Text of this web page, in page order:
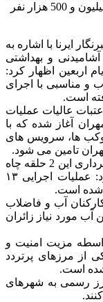
که پیش بینی می شود امسال این میزان تا 2 میلیون و 500 هزار نفر
ایرنا با اشاره به
و بهداشتی
اربعین اظهار کرد:
و مناسبی با اجرای
است.
عالیات عملیات
مهران آغاز شده که با
موکب ها، سرویس های
تامین می شود.
مدیرعامل شرکت آبفای ایلام از اتمام و بهره برداری این 2 حلقه چاه
تا قبل از ایام اربعین امسال خبر داد و افزود: عملیات اجرایی ۱۳
شده است.
آب و فاضلاب
مورد نیاز زائران
مزیت امنیت و
از مرزهای پرتردد
شده است.
از این مرز رسمی به شهرهای